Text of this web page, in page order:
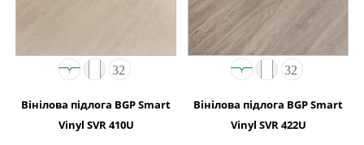
Вінілова підлога BGP Smart
Vinyl SVR 410U
Вінілова підлога BGP Smart
Vinyl SVR 422U